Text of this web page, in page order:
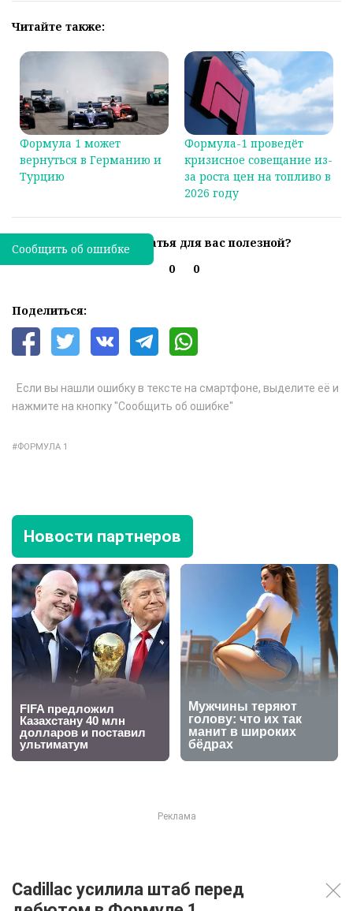
Читайте также:
Формула 1 может
вернуться в Германию и
Турцию
Формула-1 проведёт
кризисное совещание из-
за роста цен на топливо в
2026 году
Была ли эта статья для вас полезной?
0
0
Поделиться:
Если вы нашли ошибку в тексте на смартфоне, выделите её и
нажмите на кнопку "Сообщить об ошибке"
ФОРМУЛА 1
Сообщить об ошибке
Новости партнеров
Cadillac усилила штаб перед